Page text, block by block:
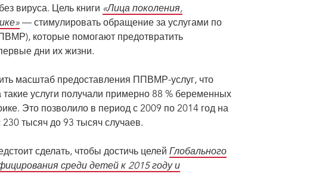
но на самом деле у меня ВИЧ". Его реакция меня поразила. Он ответил: "Ты
вируса. Цель книги «Лица поколения,
— стимулировать обращение за услугами по
которые помогают предотвратить
дни их жизни.
масштаб предоставления ППВМР-услуг, что
услуги получали примерно 88 % беременных
Это позволило в период с 2009 по 2014 год на
тысяч до 93 тысяч случаев.
сделать, чтобы достичь целей Глобального
среди детей к 2015 году и